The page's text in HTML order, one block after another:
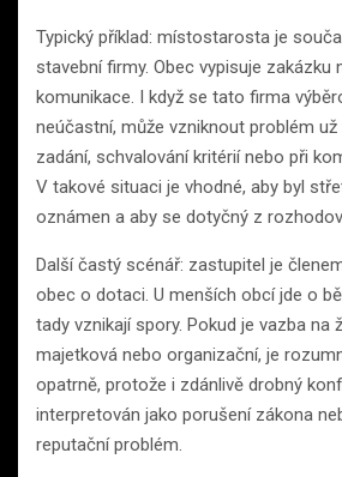
Typický příklad: místostarosta je
stavební firmy. Obec vypisuje zakázku
komunikace. I když se tato firma
neúčastní, může vzniknout problém
zadání, schvalování kritérií nebo při
V takové situaci je vhodné, aby byl
oznámen a aby se dotyčný z
Další častý scénář: zastupitel je
obec o dotaci. U menších obcí jde o
tady vznikají spory. Pokud je vazba na
majetková nebo organizační, je
opatrně, protože i zdánlivě drobný
interpretován jako porušení zákona
reputační problém.